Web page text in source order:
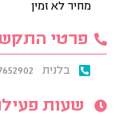
מחיר לא זמין
פרטי
בלנית
שעות